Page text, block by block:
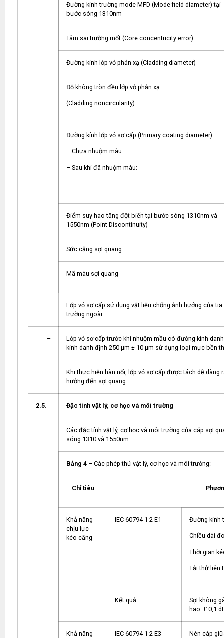
Đường kính trường mode MFD (Mode field diameter) tại
bước sóng 1310nm
Tâm sai trường mốt (Core concentricity error)
Đường kính lớp vỏ phản xạ (Cladding diameter)
Độ không tròn đều lớp vỏ phản xạ
(Cladding noncircularity)
Đường kính lớp vỏ sơ cấp (Primary coating diameter)
– Chưa nhuộm màu:
– Sau khi đã nhuộm màu:
Điểm suy hao tăng đột biến tại bước sóng 1310nm và
1550nm (Point Discontinuity)
Sức căng sợi quang
Mã màu sợi quang
–
Lớp vỏ sơ cấp sử dụng vật liệu chống ảnh hưởng của
trường ngoài.
–
Lớp vỏ sơ cấp trước khi nhuộm mầu có đường kính
kính danh định 250 µm ± 10 µm sử dụng loại mực bền
–
Khi thực hiện hàn nối, lớp vỏ sơ cấp được tách dễ
hưởng đến sợi quang.
2.5. Đặc tính vật lý, cơ học và môi trường
Các đặc tính vật lý, cơ học và môi trường của cáp sợi
sóng 1310 và 1550nm.
Bảng 4 – Các phép thử vật lý, cơ học và môi trường:
Chỉ tiêu
Khả năng
chịu lực
kéo căng
IEC 60794-1-2-E1 Đường kính
Chiều dài
Thời gian
Tải thử liên
Kết quả
Sợi không
hao: £ 0,1
Khả năng IEC 60794-1-2-E3
Nén cáp